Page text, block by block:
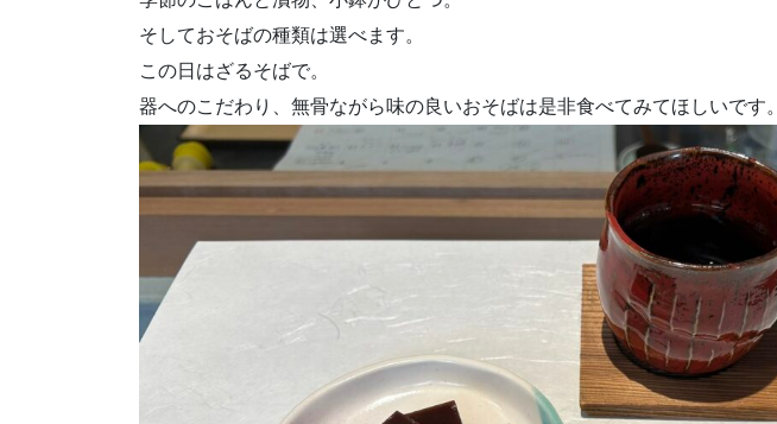
そしておそばの種類は選べます。
この日はざるそばで。
器へのこだわり、無骨ながら味の良いおそばは是非食べてみてほしいです。